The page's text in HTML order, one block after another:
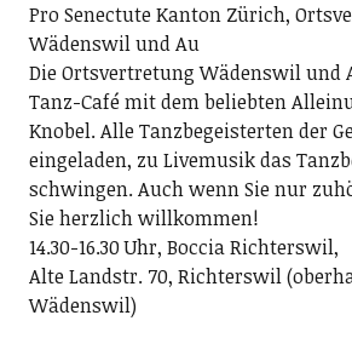
Pro Senectute Kanton Zürich,
Wädenswil und Au
Die Ortsvertretung Wädenswil und
Tanz-Café mit dem beliebten
Knobel. Alle Tanzbegeisterten der
eingeladen, zu Livemusik das
schwingen. Auch wenn Sie nur
Sie herzlich willkommen!
14.30-16.30 Uhr, Boccia Richterswil,
Alte Landstr. 70, Richterswil
Wädenswil)